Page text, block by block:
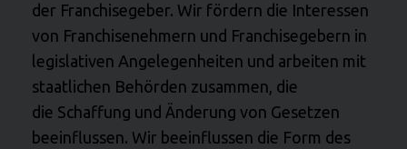
der Franchisegeber. Wir fördern die Interessen
von Franchisenehmern und Franchisegebern in
legislativen Angelegenheiten und arbeiten mit
staatlichen Behörden zusammen, die
die Schaffung und Änderung von Gesetzen
beeinflussen. Wir beeinflussen die Form des